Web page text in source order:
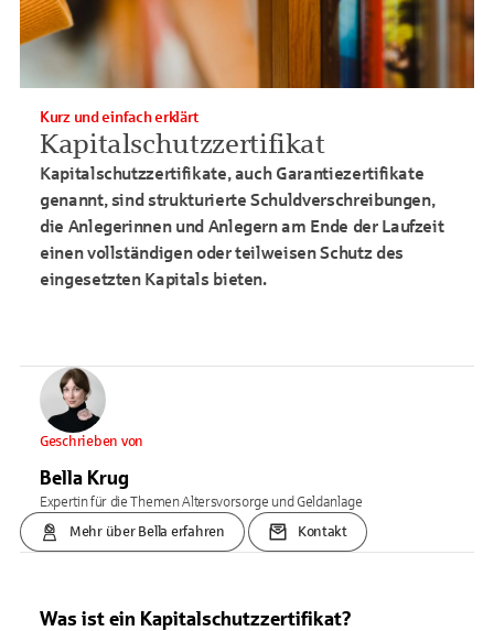
Kapitalschutzzertifikat
Kurz und einfach erklärt
Kapitalschutzzertifikate, auch Garantiezertifikate
genannt, sind strukturierte Schuldverschreibungen,
die Anlegerinnen und Anlegern am Ende der Laufzeit
einen vollständigen oder teilweisen Schutz des
eingesetzten Kapitals bieten.
Geschrieben von
Bella Krug
Expertin für die Themen Altersvorsorge und Geldanlage
Mehr über Bella erfahren
Kontakt
Was ist ein Kapitalschutzzertifikat?